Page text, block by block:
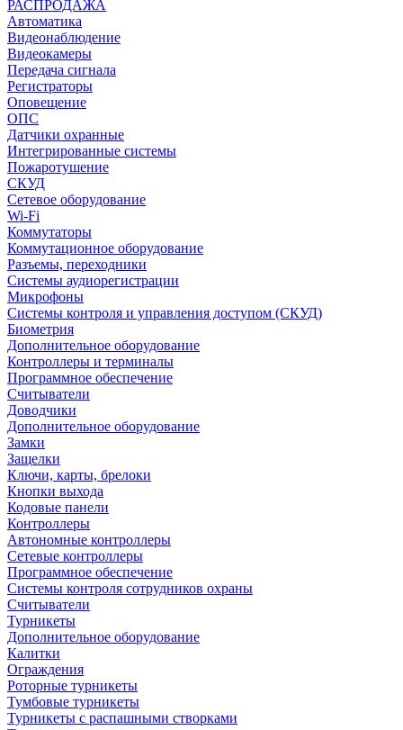
РАСПРОДАЖА
Автоматика
Видеонаблюдение
Видеокамеры
Передача сигнала
Регистраторы
Оповещение
ОПС
Датчики охранные
Интегрированные системы
Пожаротушение
СКУД
Сетевое оборудование
Wi-Fi
Коммутаторы
Коммутационное оборудование
Разъемы, переходники
Системы аудиорегистрации
Микрофоны
Системы контроля и управления доступом (СКУД)
Биометрия
Дополнительное оборудование
Контроллеры и терминалы
Программное обеспечение
Считыватели
Доводчики
Дополнительное оборудование
Замки
Защелки
Ключи, карты, брелоки
Кнопки выхода
Кодовые панели
Контроллеры
Автономные контроллеры
Сетевые контроллеры
Программное обеспечение
Системы контроля сотрудников охраны
Считыватели
Турникеты
Дополнительное оборудование
Калитки
Ограждения
Роторные турникеты
Тумбовые турникеты
Турникеты с распашными створками